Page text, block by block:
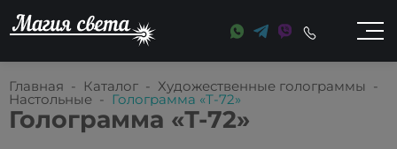
Главная - Каталог - Художественные голограммы -
Настольные - Голограмма «Т-72»
Голограмма «Т-72»